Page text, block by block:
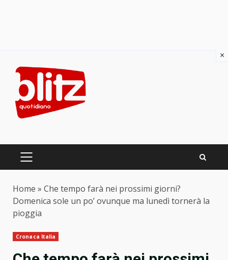
content
PRIMARY
Home » Che tempo farà nei prossimi giorni?
Domenica sole un po’ ovunque ma lunedì tornerà la
pioggia
Cronaca Italia
×